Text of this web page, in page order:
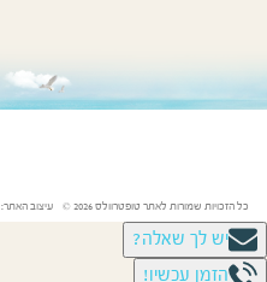
כל הזכויות שמורות לאתר טופטרוולס 2026 © עיצוב האתר:
יש לך שאלה?
הזמן עכשיו!